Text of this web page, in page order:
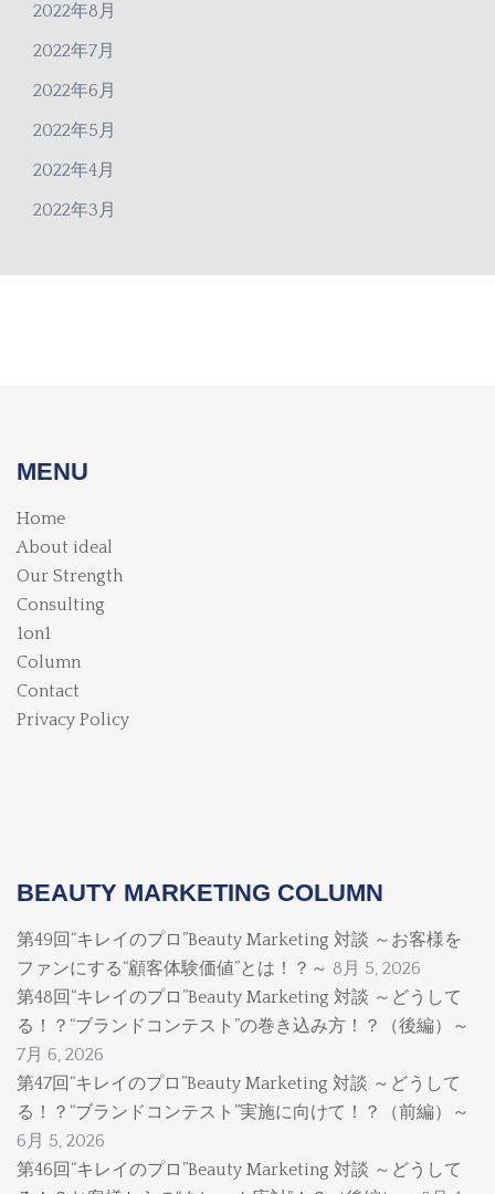
2022年8月
2022年7月
2022年6月
2022年5月
2022年4月
2022年3月
MENU
Home
About ideal
Our Strength
Consulting
1on1
Column
Contact
Privacy Policy
BEAUTY MARKETING COLUMN
第49回“キレイのプロ”Beauty Marketing 対談 ～お客様を
ファンにする“顧客体験価値”とは！？～ 8月 5, 2026
第48回“キレイのプロ”Beauty Marketing 対談 ～どうして
る！？“ブランドコンテスト”の巻き込み方！？（後編）～
7月 6, 2026
第47回“キレイのプロ”Beauty Marketing 対談 ～どうして
る！？“ブランドコンテスト”実施に向けて！？（前編）～
6月 5, 2026
第46回“キレイのプロ”Beauty Marketing 対談 ～どうして